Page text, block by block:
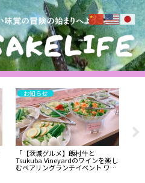
お知らせ
「【茨城グルメ】飯村牛と
Tsukuba Vineyardのワインを楽し
むペアリングランチイベント ワイ